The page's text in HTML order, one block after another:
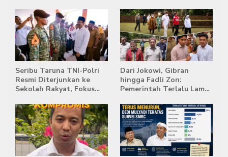
Terpadat
Singapura
Seribu Taruna TNI-Polri
Resmi Diterjunkan ke
Sekolah Rakyat, Fokus
Kemandirian Siswa
Dari Jokowi, Gibran
hingga Fadli Zon:
Pemerintah Terlalu Lama
Stockpile Batu Bara Masih
Mengepung Candi Muaro
Jambi